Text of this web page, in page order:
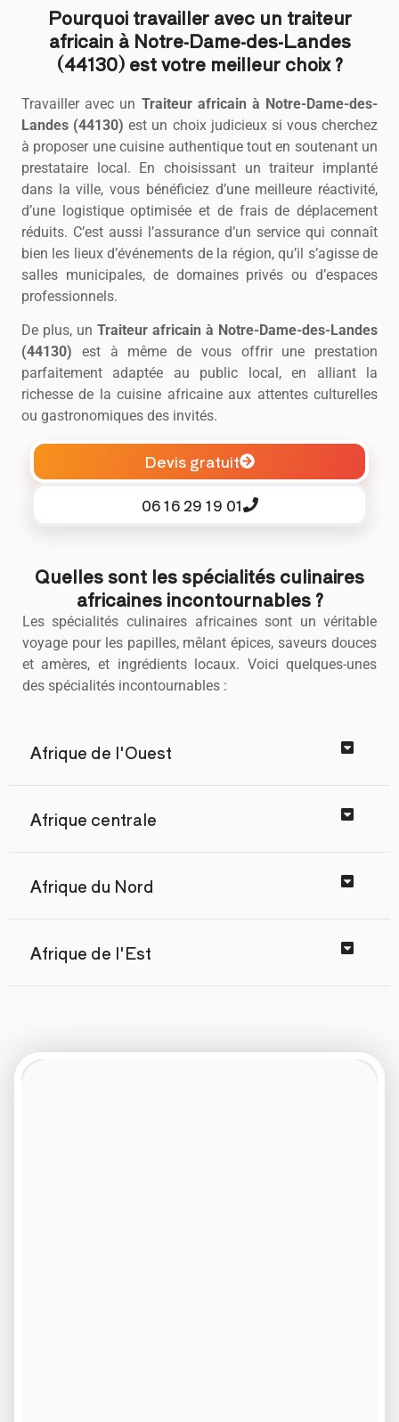
Pourquoi travailler avec un traiteur
africain à Notre-Dame-des-Landes
(44130) est votre meilleur choix ?
Travailler avec un Traiteur africain à Notre-Dame-des-
Landes (44130) est un choix judicieux si vous cherchez
à proposer une cuisine authentique tout en soutenant un
prestataire local. En choisissant un traiteur implanté
dans la ville, vous bénéficiez d’une meilleure réactivité,
d’une logistique optimisée et de frais de déplacement
réduits. C’est aussi l’assurance d’un service qui connaît
bien les lieux d’événements de la région, qu’il s’agisse de
salles municipales, de domaines privés ou d’espaces
professionnels.
De plus, un Traiteur africain à Notre-Dame-des-Landes
(44130) est à même de vous offrir une prestation
parfaitement adaptée au public local, en alliant la
richesse de la cuisine africaine aux attentes culturelles
ou gastronomiques des invités.
Devis gratuit
06 16 29 19 01
Quelles sont les spécialités culinaires
africaines incontournables ?
Les spécialités culinaires africaines sont un véritable
voyage pour les papilles, mêlant épices, saveurs douces
et amères, et ingrédients locaux. Voici quelques-unes
des spécialités incontournables :
Afrique de l'Ouest
Afrique centrale
Afrique du Nord
Afrique de l'Est